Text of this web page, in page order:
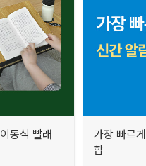
동식 빨래
가장 빠르
합